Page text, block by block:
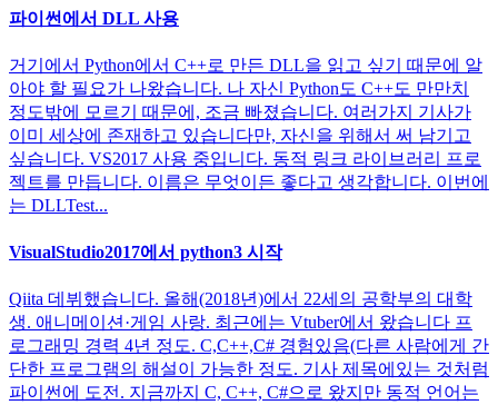
파이썬에서 DLL 사용
거기에서 Python에서 C++로 만든 DLL을 읽고 싶기 때문에 알
아야 할 필요가 나왔습니다. 나 자신 Python도 C++도 만만치
정도밖에 모르기 때문에, 조금 빠졌습니다. 여러가지 기사가
이미 세상에 존재하고 있습니다만, 자신을 위해서 써 남기고
싶습니다. VS2017 사용 중입니다. 동적 링크 라이브러리 프로
젝트를 만듭니다. 이름은 무엇이든 좋다고 생각합니다. 이번에
는 DLLTest...
VisualStudio2017에서 python3 시작
Qiita 데뷔했습니다. 올해(2018년)에서 22세의 공학부의 대학
생. 애니메이션·게임 사랑. 최근에는 Vtuber에서 왔습니다 프
로그래밍 경력 4년 정도. C,C++,C# 경험있음(다른 사람에게 간
단한 프로그램의 해설이 가능한 정도. 기사 제목에있는 것처럼
파이썬에 도전. 지금까지 C, C++, C#으로 왔지만 동적 언어는